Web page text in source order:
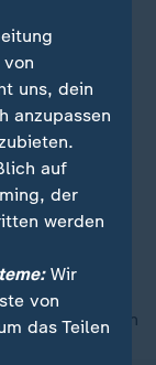
nach oben
uns, dein
anzupassen
auf
der
werden
Wir
von
das Teilen